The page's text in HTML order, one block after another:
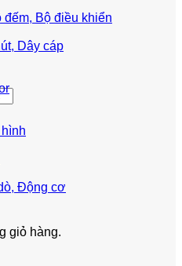
giỏ hàng.
Bộ điều khiển
Dây cáp
Động cơ